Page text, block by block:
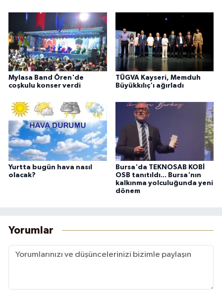
Mylasa Band Ören'de
coşkulu konser verdi
TÜGVA Kayseri, Memduh
Büyükkılıç'ı ağırladı
Yurtta bugün hava nasıl
olacak?
Bursa'da TEKNOSAB KOBİ
OSB tanıtıldı... Bursa'nın
kalkınma yolculuğunda yeni
dönem
Yorumlar